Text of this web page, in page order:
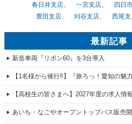
春日井支店、 一宮支店、 四日
豊田支店、 刈谷支店、 西尾
最新記事
新造車両『リボン60』を3台導入
【1名様から催行‼】『旅ろっ！愛知の魅力発見
【高校生の皆さまへ】2027年度の求人情
あいち・なごやオープントップバス販売